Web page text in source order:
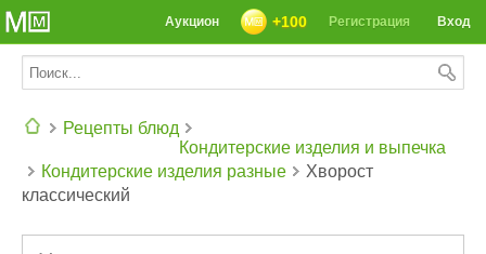
СЕГОДНЯ: 39142 РЕЦЕПТА
Вход
Регистрация
+100
Аукцион
Рецепты блюд
Кондитерские изделия и выпечка
Кондитерские изделия разные
Хворост
классический